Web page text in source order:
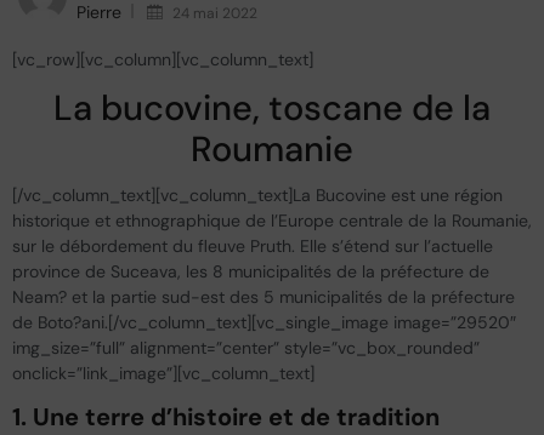
Pierre 24 mai 2022
[vc_row][vc_column][vc_column_text]
La bucovine, toscane de la
Roumanie
[/vc_column_text][vc_column_text]La Bucovine est une région
historique et ethnographique de l’Europe centrale de la Roumanie,
sur le débordement du fleuve Pruth. Elle s’étend sur l’actuelle
province de Suceava, les 8 municipalités de la préfecture de
Neam? et la partie sud-est des 5 municipalités de la préfecture
de Boto?ani.[/vc_column_text][vc_single_image image=”29520″
img_size=”full” alignment=”center” style=”vc_box_rounded”
onclick=”link_image”][vc_column_text]
1. Une terre d’histoire et de tradition